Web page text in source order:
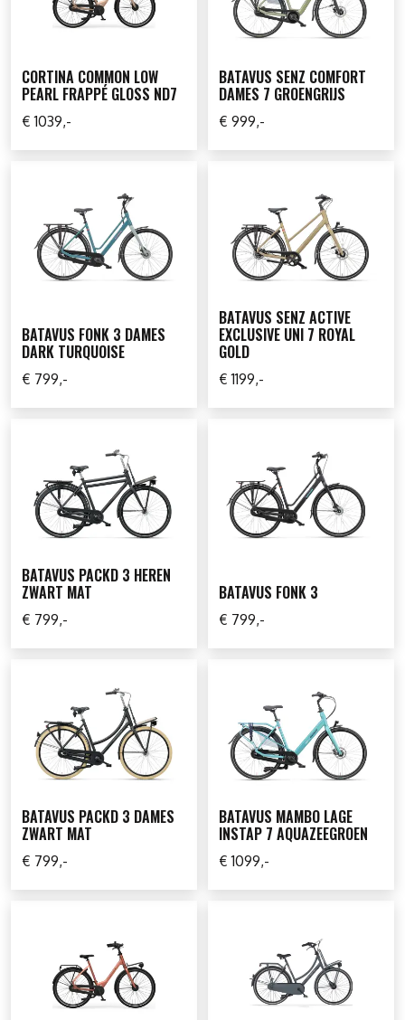
CORTINA COMMON LOW
PEARL FRAPPÉ GLOSS ND7
€ 1039,-
BATAVUS SENZ COMFORT
DAMES 7 GROENGRIJS
€ 999,-
BATAVUS FONK 3 DAMES
DARK TURQUOISE
€ 799,-
BATAVUS SENZ ACTIVE
EXCLUSIVE UNI 7 ROYAL
GOLD
€ 1199,-
BATAVUS PACKD 3 HEREN
ZWART MAT
€ 799,-
BATAVUS FONK 3
€ 799,-
BATAVUS PACKD 3 DAMES
ZWART MAT
€ 799,-
BATAVUS MAMBO LAGE
INSTAP 7 AQUAZEEGROEN
€ 1099,-